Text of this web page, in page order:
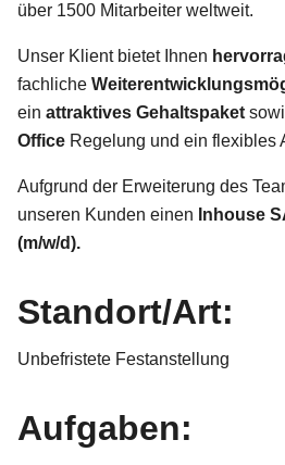
über 1500 Mitarbeiter weltweit.
Unser Klient bietet Ihnen
fachliche
ein attraktives Gehaltspaket
Office Regelung und ein flexibles
Aufgrund der Erweiterung des
unseren Kunden einen Inhouse
(m/w/d).
Standort/Art:
Unbefristete Festanstellung
Aufgaben: